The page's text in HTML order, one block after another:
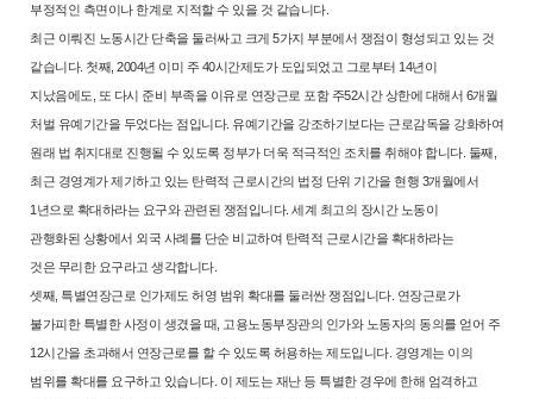
부정적인 측면이나 한계로 지적할 수 있을 것 같습니다.
최근 이뤄진 노동시간 단축을 둘러싸고 크게 5가지 부분에서 쟁점이 형성되고 있는 것
같습니다. 첫째, 2004년 이미 주 40시간제도가 도입되었고 그로부터 14년이
지났음에도, 또 다시 준비 부족을 이유로 연장근로 포함 주52시간 상한에 대해서 6개월
처벌 유예기간을 두었다는 점입니다. 유예기간을 강조하기보다는 근로감독을 강화하여
원래 법 취지대로 진행될 수 있도록 정부가 더욱 적극적인 조치를 취해야 합니다. 둘째,
최근 경영계가 제기하고 있는 탄력적 근로시간의 법정 단위 기간을 현행 3개월에서
1년으로 확대하라는 요구와 관련된 쟁점입니다. 세계 최고의 장시간 노동이
관행화된 상황에서 외국 사례를 단순 비교하여 탄력적 근로시간을 확대하라는
것은무리한 요구라고 생각합니다.
셋째, 특별연장근로 인가제도 허영 범위 확대를 둘러싼 쟁점입니다. 연장근로가
불가피한 특별한 사정이 생겼을 때, 고용노동부장관의 인가와 노동자의 동의를 얻어 주
12시간을 초과해서 연장근로를 할 수 있도록 허용하는제도입니다. 경영계는 이의
범위를 확대를 요구하고 있습니다. 이 제도는 재난 등 특별한 경우에 한해 엄격하고